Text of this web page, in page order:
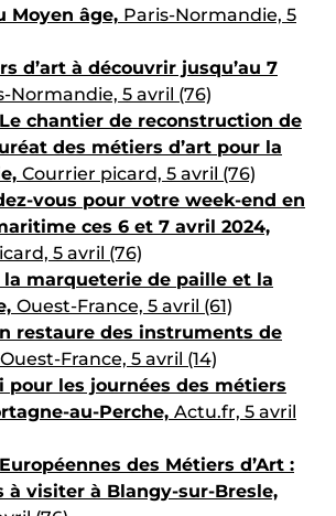
Moyen âge, Paris-Normandie, 5
d’art à découvrir jusqu’au 7
Normandie, 5 avril (76)
chantier de reconstruction de
des métiers d’art pour la
Courrier picard, 5 avril (76)
vous pour votre week-end en
ces 6 et 7 avril 2024,
5 avril (76)
la marqueterie de paille et la
Ouest-France, 5 avril (61)
restaure des instruments de
Ouest-France, 5 avril (14)
pour les journées des métiers
au-Perche, Actu.fr, 5 avril
des Métiers d’Art :
à visiter à Blangy-sur-Bresle,